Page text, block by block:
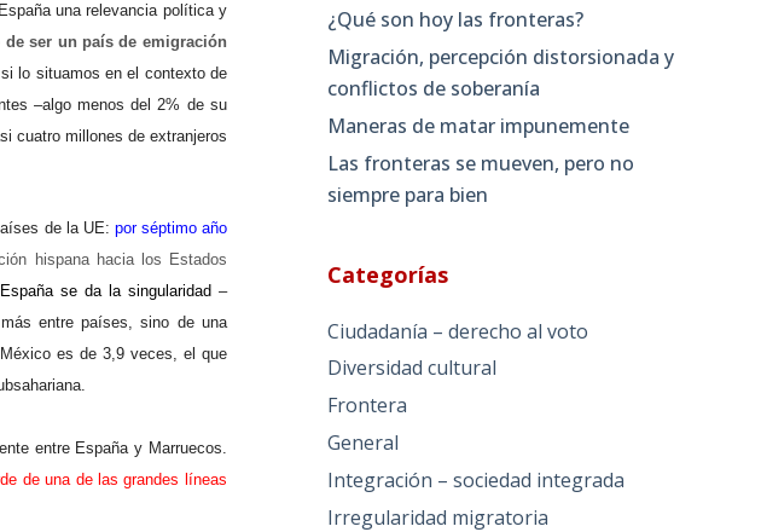
una relevancia política y
ser un país de emigración
lo situamos en el contexto de
–algo menos del 2% de su
cuatro millones de extranjeros
de la UE: por séptimo año
hispana hacia los Estados
se da la singularidad –
entre países, sino de una
es de 3,9 veces, el que
entre España y Marruecos.
de una de las grandes líneas
¿Qué son hoy las fronteras?
Migración, percepción distorsionada y
conflictos de soberanía
Maneras de matar impunemente
Las fronteras se mueven, pero no
siempre para bien
Categorías
Ciudadanía – derecho al voto
Diversidad cultural
Frontera
General
Integración – sociedad integrada
Irregularidad migratoria